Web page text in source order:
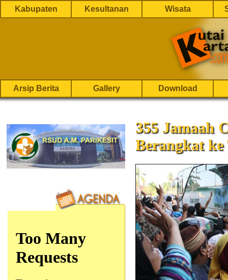
Kabupaten Kesultanan Wisata
Arsip Berita Gallery Download
355 Jamaah
Berangkat ke